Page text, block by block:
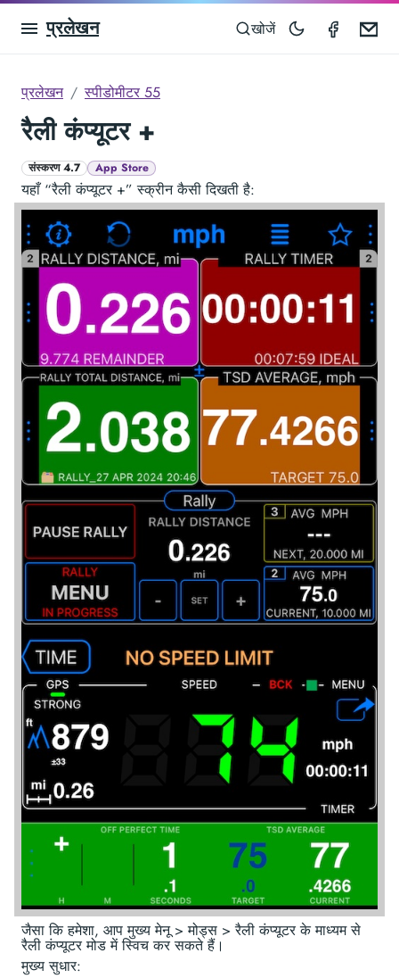
प्रलेखन खोजें
प्रलेखन स्पीडोमीटर 55
रैली कंप्यूटर +
संस्करण 4.7 App Store
यहाँ “रैली कंप्यूटर +” स्क्रीन कैसी दिखती है:
जैसा कि हमेशा, आप मुख्य मेनू > मोड्स > रैली कंप्यूटर के माध्यम से
रैली कंप्यूटर मोड में स्विच कर सकते हैं।
मुख्य सुधार: